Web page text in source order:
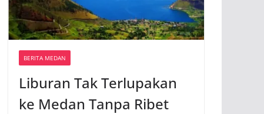
BERITA MEDAN
Liburan Tak Terlupakan
ke Medan Tanpa Ribet